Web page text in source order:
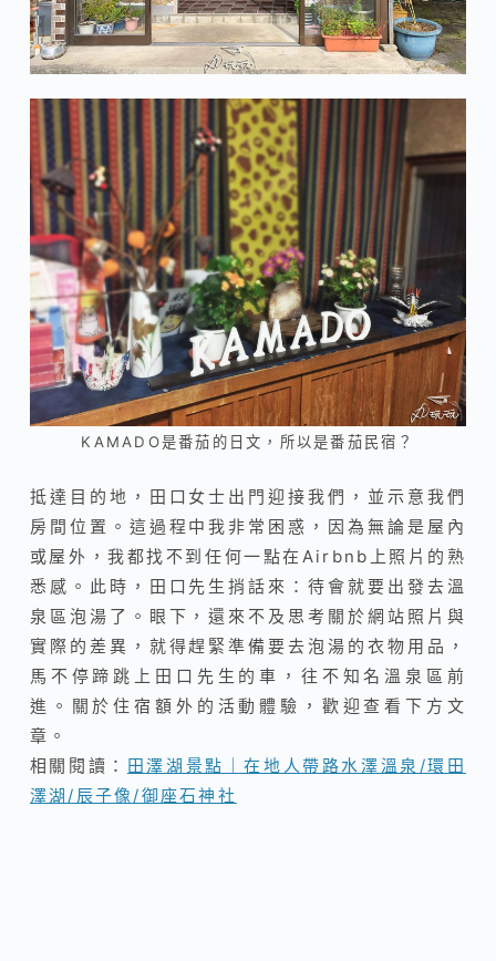
KAMADO是番茄的日文，所以是番茄民宿？
抵達目的地，田口女士出門迎接我們，並示意我們
房間位置。這過程中我非常困惑，因為無論是屋內
或屋外，我都找不到任何一點在Airbnb上照片的熟
悉感。此時，田口先生捎話來：待會就要出發去溫
泉區泡湯了。眼下，還來不及思考關於網站照片與
實際的差異，就得趕緊準備要去泡湯的衣物用品，
馬不停蹄跳上田口先生的車，往不知名溫泉區前
進。關於住宿額外的活動體驗，歡迎查看下方文
章。
相關閱讀： 田澤湖景點｜在地人帶路水澤溫泉/環田
澤湖/辰子像/御座石神社